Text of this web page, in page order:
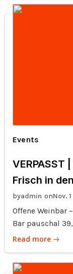
Events
VERPASST
Frisch in
byadmin onNov. 1
Offene Weinbar
Bar pauschal
Read more